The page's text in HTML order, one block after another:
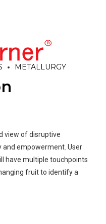
METALLURGY
view of disruptive
and empowerment. User
have multiple touchpoints
fruit to identify a